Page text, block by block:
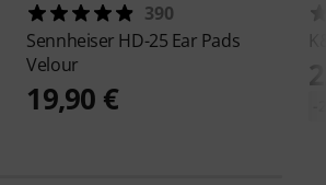
390
Sennheiser HD-25 Ear Pads
Velour
19,90 €